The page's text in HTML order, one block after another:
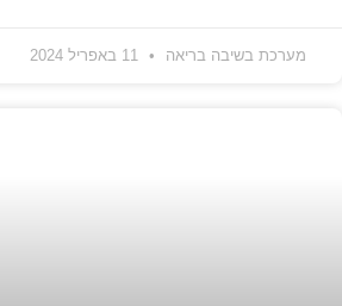
מערכת בשיבה בריאה